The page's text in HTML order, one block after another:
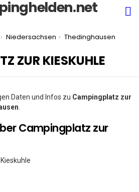
Niedersachsen
Thedinghausen
ZUR KIESKUHLE
Daten und Infos zu Campingplatz zur
Campingplatz zur